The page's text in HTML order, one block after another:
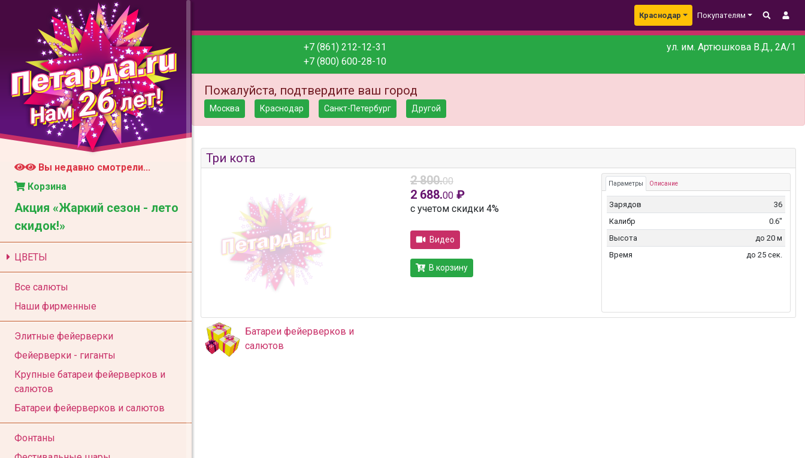
Нам26лет!
Вы недавно смотрели...
Корзина
Акция «Жаркий сезон - лето
скидок!»
ЦВЕТЫ
Все салюты
Наши фирменные
Элитные фейерверки
Фейерверки - гиганты
Крупные батареи фейерверков и
салютов
Батареи фейерверков и салютов
Фонтаны
Краснодар Покупателям
+7 (861) 212-12-31
+7 (800) 600-28-10
ул. им. Артюшкова В.Д., 2А/1
Пожалуйста, подтвердите ваш город
Москва Краснодар Санкт-Петербург Другой
Три кота
2 800.00
2 688.00₽
с учетом скидки 4%
Видео
В корзину
Параметры Описание
Зарядов
36
Калибр
0.6"
Высота
до 20 м
Время
до 25 сек.
Батареи фейерверков и
салютов